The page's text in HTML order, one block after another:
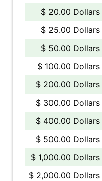
$ 20.00 Dollars
$ 25.00 Dollars
$ 50.00 Dollars
$ 100.00 Dollars
$ 200.00 Dollars
$ 300.00 Dollars
$ 400.00 Dollars
$ 500.00 Dollars
$ 1,000.00 Dollars
$ 2,000.00 Dollars